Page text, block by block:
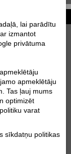
lai parādītu
izmantot
privātuma
apmeklētāju
Tas ļauj mums
optimizēt
varat
sīkdatņu politikas